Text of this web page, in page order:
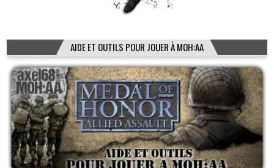
AIDE ET OUTILS POUR JOUER À MOH:AA